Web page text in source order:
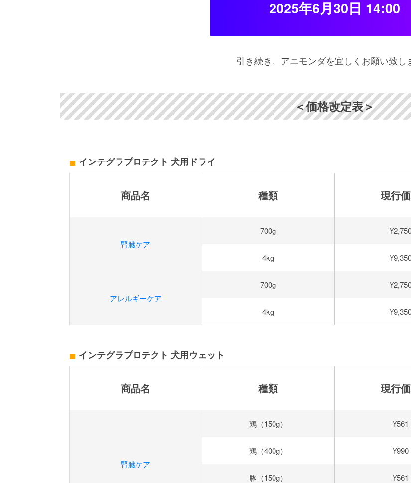
2025年6月30日 14:00
引き続き、アニモンダを宜しくお願い致し
＜価格改定表＞
インテグラプロテクト 犬用ドライ
商品名 種類 現行
腎臓ケア
700g ¥2,750
4kg ¥9,350
アレルギーケア
700g ¥2,750
4kg ¥9,350
インテグラプロテクト 犬用ウェット
商品名 種類 現行
腎臓ケア
鶏（150g） ¥561
鶏（400g） ¥990
豚（150g） ¥561